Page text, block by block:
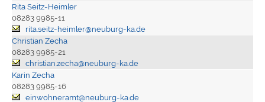
Rita Seitz-Heimler
08283 9985-11
rita.seitz-heimler@neuburg-ka.de
Christian Zecha
08283 9985-21
christian.zecha@neuburg-ka.de
Karin Zecha
08283 9985-16
einwohneramt@neuburg-ka.de